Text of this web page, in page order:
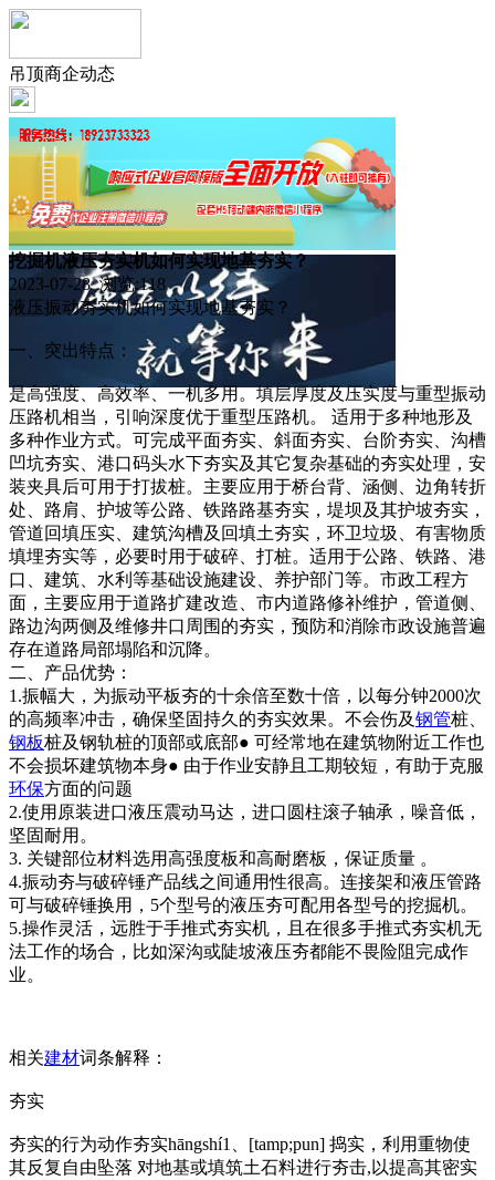
吊顶商企动态
挖掘机液压夯实机如何实现地基夯实？
2023-07-28 浏览:118
液压振动夯实机如何实现地基夯实？
一、突出特点：
是高强度、高效率、一机多用。填层厚度及压实度与重型振动
压路机相当，引响深度优于重型压路机。 适用于多种地形及
多种作业方式。可完成平面夯实、斜面夯实、台阶夯实、沟槽
凹坑夯实、港口码头水下夯实及其它复杂基础的夯实处理，安
装夹具后可用于打拔桩。主要应用于桥台背、涵侧、边角转折
处、路肩、护坡等公路、铁路路基夯实，堤坝及其护坡夯实，
管道回填压实、建筑沟槽及回填土夯实，环卫垃圾、有害物质
填埋夯实等，必要时用于破碎、打桩。适用于公路、铁路、港
口、建筑、水利等基础设施建设、养护部门等。市政工程方
面，主要应用于道路扩建改造、市内道路修补维护，管道侧、
路边沟两侧及维修井口周围的夯实，预防和消除市政设施普遍
存在道路局部塌陷和沉降。
二、产品优势：
1.振幅大，为振动平板夯的十余倍至数十倍，以每分钟2000次
的高频率冲击，确保坚固持久的夯实效果。不会伤及钢管桩、
钢板桩及钢轨桩的顶部或底部● 可经常地在建筑物附近工作也
不会损坏建筑物本身● 由于作业安静且工期较短，有助于克服
环保方面的问题
2.使用原装进口液压震动马达，进口圆柱滚子轴承，噪音低，
坚固耐用。
3. 关键部位材料选用高强度板和高耐磨板，保证质量 。
4.振动夯与破碎锤产品线之间通用性很高。连接架和液压管路
可与破碎锤换用，5个型号的液压夯可配用各型号的挖掘机。
5.操作灵活，远胜于手推式夯实机，且在很多手推式夯实机无
法工作的场合，比如深沟或陡坡液压夯都能不畏险阻完成作
业。
相关建材词条解释：
夯实
夯实的行为动作夯实hāngshí1、[tamp;pun] 捣实，利用重物使
其反复自由坠落 对地基或填筑土石料进行夯击,以提高其密实